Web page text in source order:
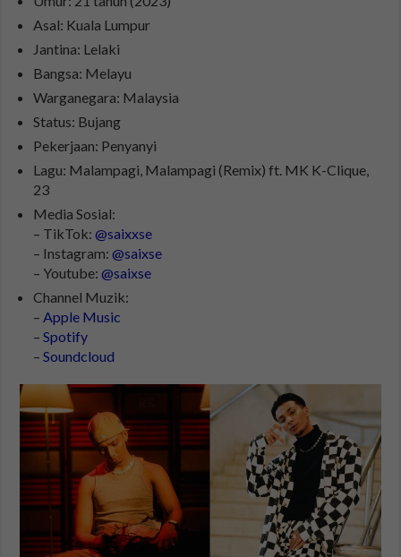
Asal: Kuala Lumpur
Jantina: Lelaki
Bangsa: Melayu
Warganegara: Malaysia
Status: Bujang
Pekerjaan: Penyanyi
Lagu: Malampagi, Malampagi (Remix) ft. MK K-Clique,
23
Media Sosial:
– TikTok:@saixxse
– Instagram:@saixse
– Youtube:@saixse
Channel Muzik:
–Apple Music
–Spotify
–Soundcloud